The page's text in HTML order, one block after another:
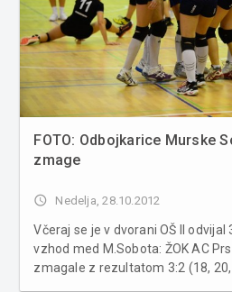
FOTO: Odbojkarice Murske
zmage
access_time Nedelja, 28.10.2012
Včeraj se je v dvorani OŠ II odvijal
vzhod med M.Sobota: ŽOK AC
zmagale z rezultatom 3:2 (18,